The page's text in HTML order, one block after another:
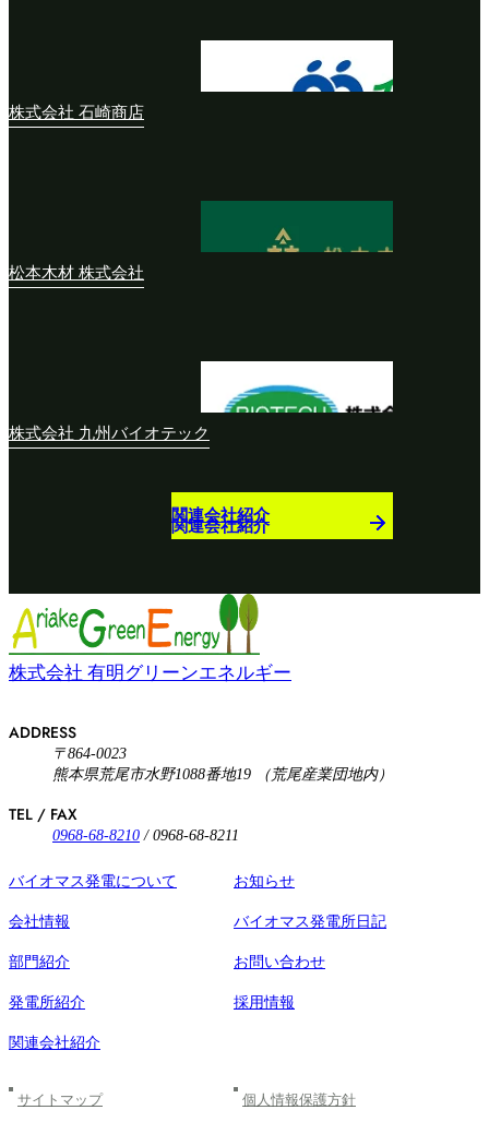
株式会社 石崎商店
松本木材 株式会社
株式会社 九州バイオテック
関連会社紹介
関連会社紹介
株式会社 有明グリーンエネルギー
ADDRESS
〒864-0023
熊本県荒尾市水野1088番地19 （荒尾産業団地内）
TEL / FAX
0968-68-8210 / 0968-68-8211
バイオマス発電について
会社情報
部門紹介
発電所紹介
関連会社紹介
お知らせ
バイオマス発電所日記
お問い合わせ
採用情報
サイトマップ 個人情報保護方針